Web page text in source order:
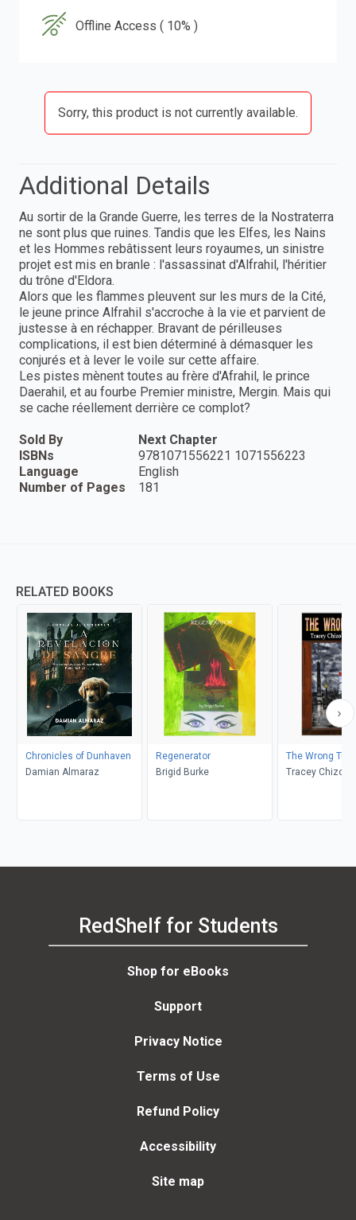
Offline Access ( 10% )
Sorry, this product is not currently available.
Additional Details
Au sortir de la Grande Guerre, les terres de la Nostraterra
ne sont plus que ruines. Tandis que les Elfes, les Nains
et les Hommes rebâtissent leurs royaumes, un sinistre
projet est mis en branle : l'assassinat d'Alfrahil, l'héritier
du trône d'Eldora.
Alors que les flammes pleuvent sur les murs de la Cité,
le jeune prince Alfrahil s'accroche à la vie et parvient de
justesse à en réchapper. Bravant de périlleuses
complications, il est bien déterminé à démasquer les
conjurés et à lever le voile sur cette affaire.
Les pistes mènent toutes au frère d'Afrahil, le prince
Daerahil, et au fourbe Premier ministre, Mergin. Mais qui
se cache réellement derrière ce complot?
Sold By
Next Chapter
ISBNs
9781071556221 1071556223
Language
English
Number of Pages
181
RELATED BOOKS
Chronicles of Dunhaven
Damian Almaraz
Regenerator
Brigid Burke
The Wrong Turn
Tracey
RedShelf for Students
Shop for eBooks
Support
Privacy Notice
Terms of Use
Refund Policy
Accessibility
Site map